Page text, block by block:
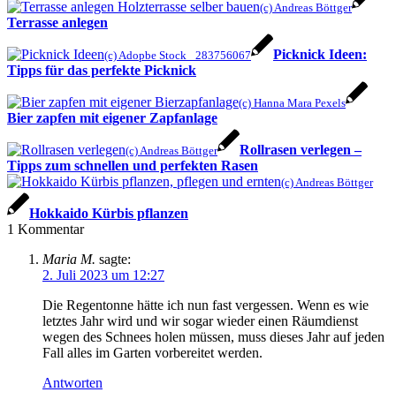
(c) Andreas Böttger
Terrasse anlegen
(c) Adopbe Stock _283756067
Picknick Ideen:
Tipps für das perfekte Picknick
(c) Hanna Mara Pexels
Bier zapfen mit eigener Zapfanlage
(c) Andreas Böttger
Rollrasen verlegen –
Tipps zum schnellen und perfekten Rasen
(c) Andreas Böttger
Hokkaido Kürbis pflanzen
1 Kommentar
Maria M. sagte:
2. Juli 2023 um 12:27
Die Regentonne hätte ich nun fast vergessen. Wenn es wie
letztes Jahr wird und wir sogar wieder einen Räumdienst
wegen des Schnees holen müssen, muss dieses Jahr auf jeden
Fall alles im Garten vorbereitet werden.
Antworten